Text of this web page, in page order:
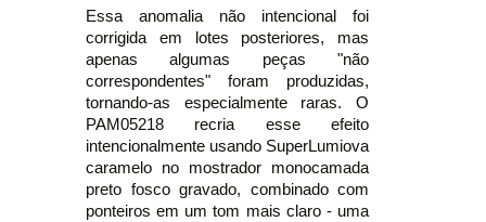
Essa anomalia não intencional foi
corrigida em lotes posteriores, mas
apenas algumas peças "não
correspondentes" foram produzidas,
tornando-as especialmente raras. O
PAM05218 recria esse efeito
intencionalmente usando SuperLumiova
caramelo no mostrador monocamada
preto fosco gravado, combinado com
ponteiros em um tom mais claro - uma